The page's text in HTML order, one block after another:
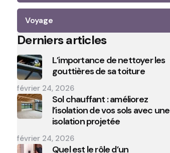
Voyage
Derniers articles
L’importance de nettoyer les
gouttières de sa toiture
février 24, 2026
Sol chauffant : améliorez
l’isolation de vos sols avec une
isolation projetée
février 24, 2026
Quel est le rôle d’un